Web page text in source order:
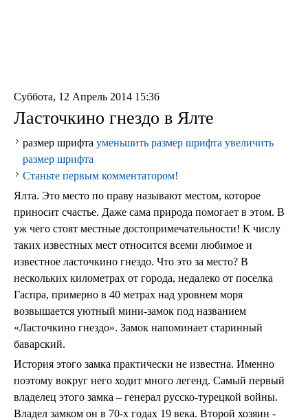
Суббота, 12 Апрель 2014 15:36
Ласточкино гнездо в Ялте
размер шрифта уменьшить размер шрифта увеличить
размер шрифта
Станьте первым комментатором!
Ялта. Это место по праву называют местом, которое
приносит счастье. Даже сама природа помогает в этом. В
уж чего стоят местные достопримечательности! К числу
таких известных мест относится всеми любимое и
известное ласточкино гнездо. Что это за место? В
нескольких километрах от города, недалеко от поселка
Гаспра, примерно в 40 метрах над уровнем моря
возвышается уютный мини-замок под названием
«Ласточкино гнездо». Замок напоминает старинный
баварский.
История этого замка практически не известна. Именно
поэтому вокруг него ходит много легенд. Самый первый
владелец этого замка – генерал русско-турецкой войны.
Владел замком он в 70-х годах 19 века. Второй хозяин -